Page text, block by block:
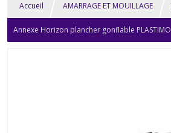
Accueil AMARRAGE ET MOUILLAGE
Annexe Horizon plancher gonflable PLASTIMO